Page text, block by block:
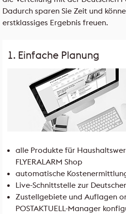
Dadurch sparen Sie Zeit und
erstklassiges Ergebnis freuen.
1. Einfache Planung
alle Produkte für
FLYERALARM Shop
automatische
Live-Schnittstelle zur
Zustellgebiete und Auflagen
POSTAKTUELL-Manager